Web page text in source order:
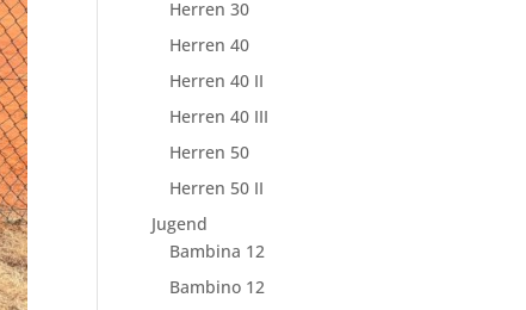
Herren 30
Herren 40
Herren 40 II
Herren 40 III
Herren 50
Herren 50 II
Jugend
Bambina 12
Bambino 12